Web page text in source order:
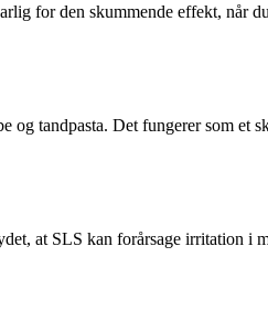
for den skummende effekt, når
tandpasta. Det fungerer som et
at SLS kan forårsage irritation i